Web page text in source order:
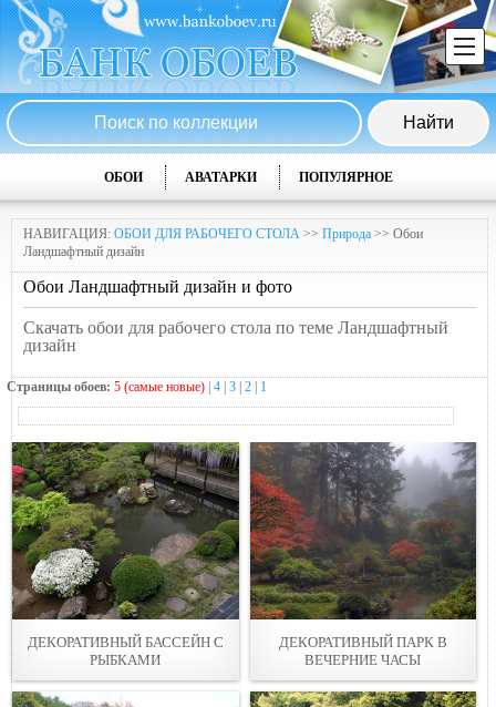
ОБОИ АВАТАРКИ ПОПУЛЯРНОЕ
НАВИГАЦИЯ: ОБОИ ДЛЯ РАБОЧЕГО СТОЛА >> Природа >> Обои
Ландшафтный дизайн
Обои Ландшафтный дизайн и фото
Скачать обои для рабочего стола по теме Ландшафтный
дизайн
Страницы обоев: 5 (самые новые) 4 3 2 1
ДЕКОРАТИВНЫЙ БАССЕЙН С
РЫБКАМИ
ДЕКОРАТИВНЫЙ ПАРК В
ВЕЧЕРНИЕ ЧАСЫ